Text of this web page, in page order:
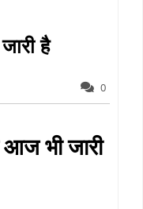
है
0
भी जारी